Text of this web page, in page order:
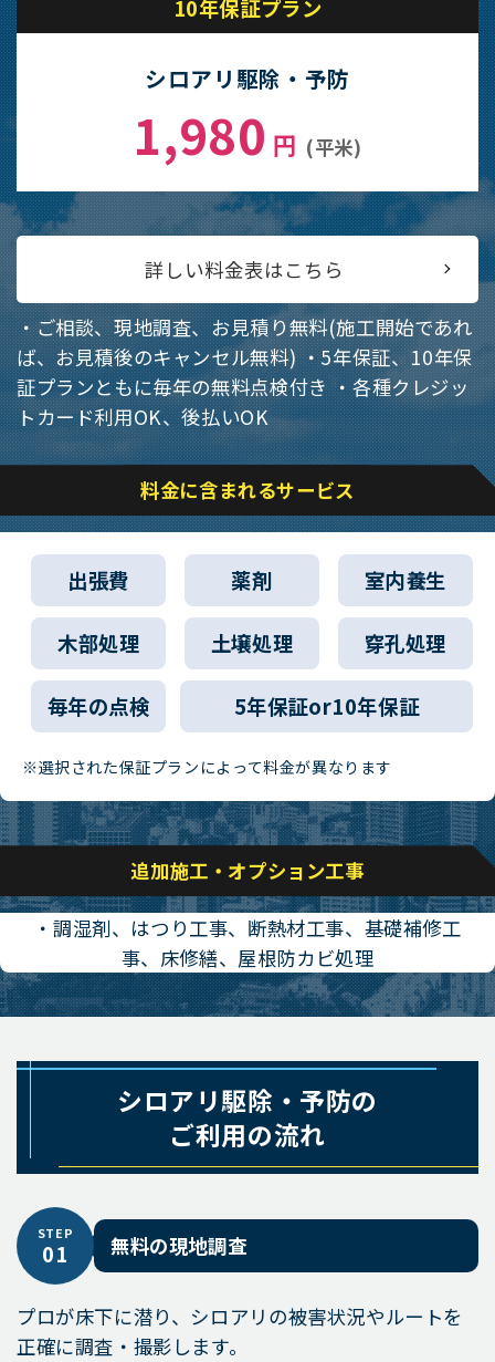
10年保証プラン
シロアリ駆除・予防
1,980 円 (平米)
詳しい料金表はこちら
・ご相談、現地調査、お見積り無料(施工開始であれ
ば、お見積後のキャンセル無料)・5年保証、10年保
証プランともに毎年の無料点検付き ・各種クレジッ
トカード利用OK、後払いOK
料金に含まれるサービス
出張費 薬剤 室内養生
木部処理 土壌処理 穿孔処理
毎年の点検 5年保証or10年保証
※選択された保証プランによって料金が異なります
追加施工・オプション工事
・調湿剤、はつり工事、断熱材工事、基礎補修工
事、床修繕、屋根防カビ処理
シロアリ駆除・予防の
ご利用の流れ
STEP
01 無料の現地調査
プロが床下に潜り、シロアリの被害状況やルートを
正確に調査・撮影します。